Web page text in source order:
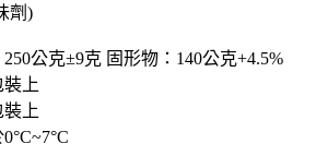
劑)
公克±9克 固形物：140公克+4.5%
上
上